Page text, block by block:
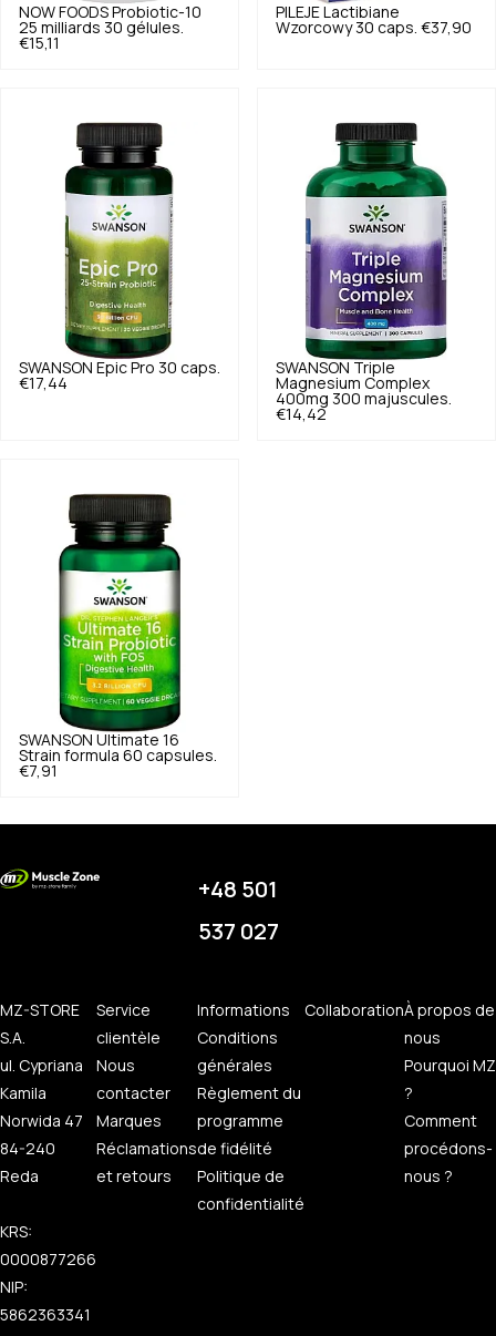
NOW FOODS Probiotic-10
25 milliards 30 gélules.
€15,11
PILEJE Lactibiane
Wzorcowy 30 caps. €37,90
SWANSON Epic Pro 30 caps.
€17,44
SWANSON Triple
Magnesium Complex
400mg 300 majuscules.
€14,42
SWANSON Ultimate 16
Strain formula 60 capsules.
€7,91
+48 501
537 027
MZ-STORE
S.A.
ul. Cypriana
Kamila
Norwida 47
84-240
Reda
KRS:
0000877266
NIP:
5862363341
Service
clientèle
Nous
contacter
Marques
Réclamations
et retours
Informations
Conditions
générales
Règlement du
programme
de fidélité
Politique de
confidentialité
CollaborationÀ propos de
nous
Pourquoi MZ
?
Comment
procédons-
nous ?